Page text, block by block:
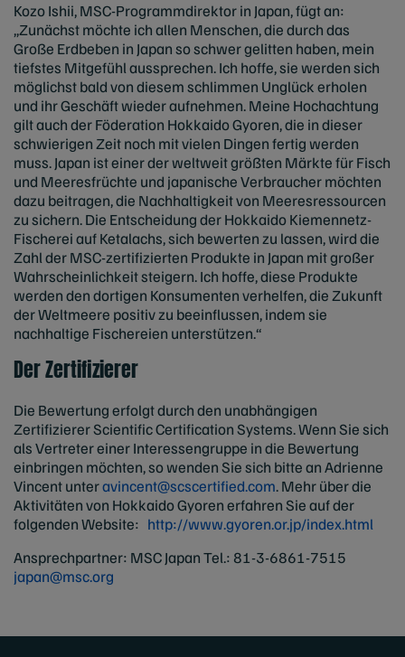
Kozo Ishii, MSC-Programmdirektor in Japan, fügt an:
„Zunächst möchte ich allen Menschen, die durch das
Große Erdbeben in Japan so schwer gelitten haben, mein
tiefstes Mitgefühl aussprechen. Ich hoffe, sie werden sich
möglichst bald von diesem schlimmen Unglück erholen
und ihr Geschäft wieder aufnehmen. Meine Hochachtung
gilt auch der Föderation Hokkaido Gyoren, die in dieser
schwierigen Zeit noch mit vielen Dingen fertig werden
muss. Japan ist einer der weltweit größten Märkte für Fisch
und Meeresfrüchte und japanische Verbraucher möchten
dazu beitragen, die Nachhaltigkeit von Meeresressourcen
zu sichern. Die Entscheidung der Hokkaido Kiemennetz-
Fischerei auf Ketalachs, sich bewerten zu lassen, wird die
Zahl der MSC-zertifizierten Produkte in Japan mit großer
Wahrscheinlichkeit steigern. Ich hoffe, diese Produkte
werden den dortigen Konsumenten verhelfen, die Zukunft
der Weltmeere positiv zu beeinflussen, indem sie
nachhaltige Fischereien unterstützen.“
Der Zertifizierer
Die Bewertung erfolgt durch den unabhängigen
Zertifizierer Scientific Certification Systems. Wenn Sie sich
als Vertreter einer Interessengruppe in die Bewertung
einbringen möchten, so wenden Sie sich bitte an Adrienne
Vincent unteravincent@scscertified.com. Mehr über die
Aktivitäten von Hokkaido Gyoren erfahren Sie auf der
folgenden Website: http://www.gyoren.or.jp/index.html
Ansprechpartner: MSC Japan Tel.: 81-3-6861-7515
japan@msc.org